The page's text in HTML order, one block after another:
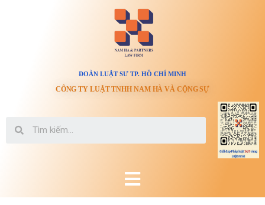
ĐOÀN LUẬT SƯ TP. HỒ CHÍ MINH
CÔNG TY LUẬT TNHH NAM HÀ VÀ CỘNG SỰ